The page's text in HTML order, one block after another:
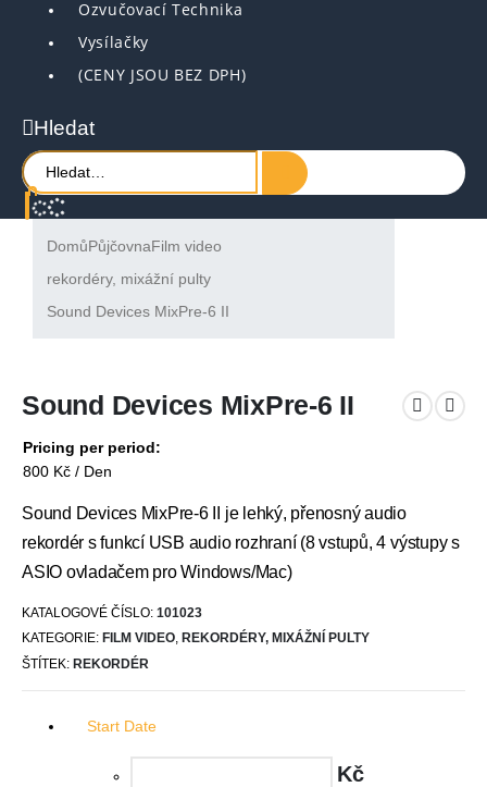
Ozvučovací Technika
Vysílačky
(CENY JSOU BEZ DPH)
Hledat
DomůPůjčovnaFilm video
rekordéry, mixážní pulty
Sound Devices MixPre-6 II
Sound Devices MixPre-6 II
Pricing per period:
800 Kč / Den
Sound Devices MixPre-6 II je lehký, přenosný audio
rekordér s funkcí USB audio rozhraní (8 vstupů, 4 výstupy s
ASIO ovladačem pro Windows/Mac)
KATALOGOVÉ ČÍSLO: 101023
KATEGORIE: FILM VIDEO, REKORDÉRY, MIXÁŽNÍ PULTY
ŠTÍTEK: REKORDÉR
Start Date
Kč